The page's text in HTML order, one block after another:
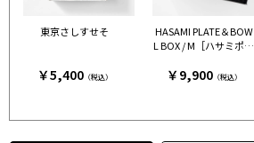
東京さしすせそ
￥5,400（税込）
HASAMI PLATE＆BOW
L BOX / M［ハサミポー
ミポーセリン］
￥9,900（税込）